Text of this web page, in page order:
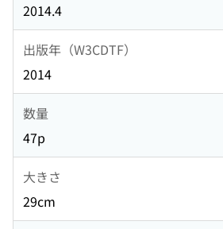
2014.4
出版年（W3CDTF）
2014
数量
47p
大きさ
29cm